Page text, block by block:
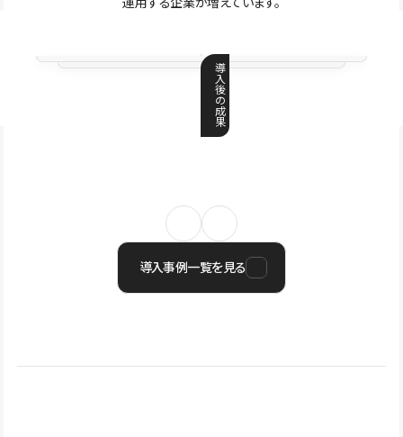
導
入
後
の
成
果
導入事例一覧を見る